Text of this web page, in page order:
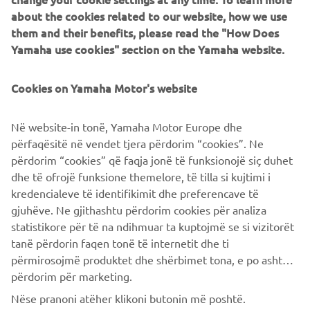
nostre motociclette escoprire le nostre tecnologie
innovative .
Ma non finisce qui. Organizziamo anche esperienze
del mondo della Yamaha Sport Heritage. Da eventi
la nostra collezione ancora più forte e profondo. Scopri il
brivido della competizione, l'eccellenza del design e
l'orgoglio di far parte della nostra comunità di
appassionati.
CORPORATE
about the cookies related to our website, how we use
them and their benefits, please read the "How Does
Yamaha use cookies" section on the Yamaha website.
Cookies on Yamaha Motor's website
Në website-in tonë, Yamaha Motor Europe dhe
përfaqësitë në vendet tjera përdorim “cookies”. Ne
përdorim “cookies” që faqja jonë të funksionojë siç duhet
dhe të ofrojë funksione themelore, të tilla si kujtimi i
kredencialeve të identifikimit dhe preferencave të
gjuhëve. Ne gjithashtu përdorim cookies për analiza
statistikore për të na ndihmuar ta kuptojmë se si vizitorët
tanë përdorin faqen tonë të internetit dhe ti
përmirosojmë produktet dhe shërbimet tona, e po ashtu ti
përdorim për marketing.
Nëse pranoni atëher klikoni butonin më poshtë.